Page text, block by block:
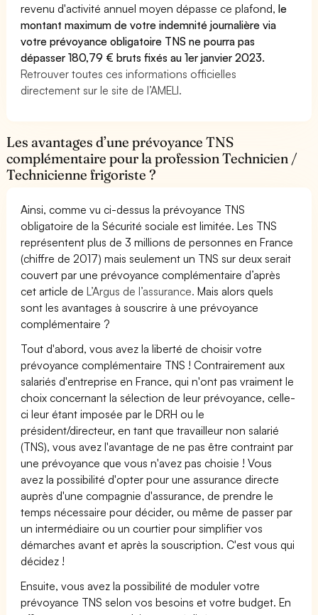
revenu d'activité annuel moyen dépasse ce plafond,le
montant maximum de votre indemnité journalière via
votre prévoyance obligatoire TNS ne pourra pas
dépasser 180,79 € bruts fixés au 1er janvier 2023.
Retrouver toutes ces informations officielles
directement sur le site de l’AMELI.
Les avantages d’une prévoyance TNS
complémentaire pour la profession Technicien /
Technicienne frigoriste ?
Ainsi, comme vu ci-dessus la prévoyance TNS
obligatoire de la Sécurité sociale est limitée. Les TNS
représentent plus de 3 millions de personnes en France
(chiffre de 2017) mais seulement un TNS sur deux serait
couvert par une prévoyance complémentaire d’après
cet article deL’Argus de l’assurance. Mais alors quels
sont les avantages à souscrire à une prévoyance
complémentaire ?
Tout d'abord, vous avez la liberté de choisir votre
prévoyance complémentaire TNS ! Contrairement aux
salariés d'entreprise en France, qui n'ont pas vraiment le
choix concernant la sélection de leur prévoyance, celle-
ci leur étant imposée par le DRH ou le
président/directeur, en tant que travailleur non salarié
(TNS), vous avez l'avantage de ne pas être contraint par
une prévoyance que vous n'avez pas choisie ! Vous
avez la possibilité d'opter pour une assurance directe
auprès d'une compagnie d'assurance, de prendre le
temps nécessaire pour décider, ou même de passer par
un intermédiaire ou un courtier pour simplifier vos
démarches avant et après la souscription. C'est vous qui
décidez !
Ensuite, vous avez la possibilité de moduler votre
prévoyance TNS selon vos besoins et votre budget. En